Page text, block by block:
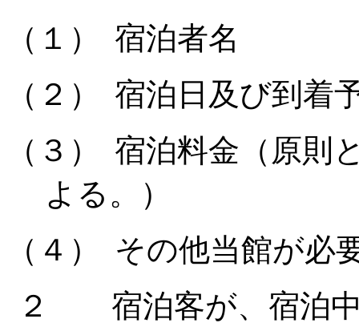
（１）
宿泊者名
（２）
宿泊日及び到着
（３）
宿泊料金（原則
よる。）
（４）
その他当館が必
２ 宿泊客が、宿泊中